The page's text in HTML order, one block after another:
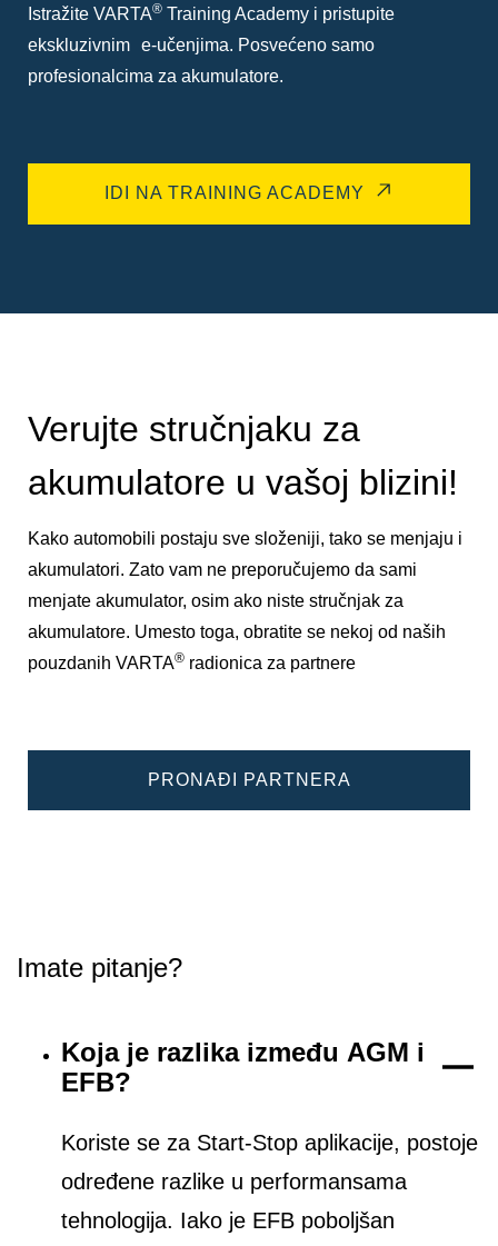
Istražite VARTA® Training Academy i pristupite
ekskluzivnim e-učenjima. Posvećeno samo
profesionalcima za akumulatore.
IDI NA TRAINING ACADEMY
Verujte stručnjaku za
akumulatore u vašoj blizini!
Kako automobili postaju sve složeniji, tako se menjaju i
akumulatori. Zato vam ne preporučujemo da sami
menjate akumulator, osim ako niste stručnjak za
akumulatore. Umesto toga, obratite se nekoj od naših
pouzdanih VARTA® radionica za partnere
PRONAĐI PARTNERA
Imate pitanje?
Koja je razlika između AGM i
EFB?
Koriste se za Start-Stop aplikacije, postoje
određene razlike u performansama
tehnologija. Iako je EFB poboljšan